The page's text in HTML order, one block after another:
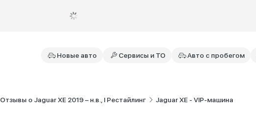
Новые авто Сервисы и ТО Авто с пробегом
Отзывы о Jaguar XE 2019 – н.в., I Рестайлинг Jaguar XE - VIP-машина